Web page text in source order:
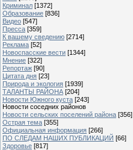
Криминал [1372]
Образование [836]
Видео [547]
Пресса [359]
К вашему сведению [2714]
Реклама [52]
Новоспасские вести [1344]
Мнение [322]
Репортаж [90]
Цитата дня [23]
Природа и экология [1939]
ТАЛАНТЫ РАЙОНА [204]
Новости Южного куста [243]
Новости соседних районов
Новости сельских поселений района [356]
Острая тема [355]
Официальная информация [266]
ПО СЛЕДАМ НАШИХ ПУБЛИКАЦИЙ [66]
Здоровье [817]